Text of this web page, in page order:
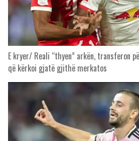
E kryer/ Reali “thyen” arkën, transferon
që kërkoi gjatë gjithë merkatos